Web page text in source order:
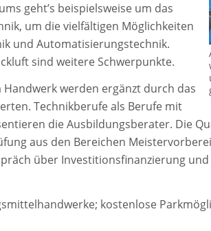
geht’s beispielsweise um das
um die vielfältigen Möglichkeiten
und Automatisierungstechnik.
sind weitere Schwerpunkte.
werden ergänzt durch das
Technikberufe als Berufe mit
die Ausbildungsberater. Die
aus den Bereichen
über Investitionsfinanzierung
kostenlose